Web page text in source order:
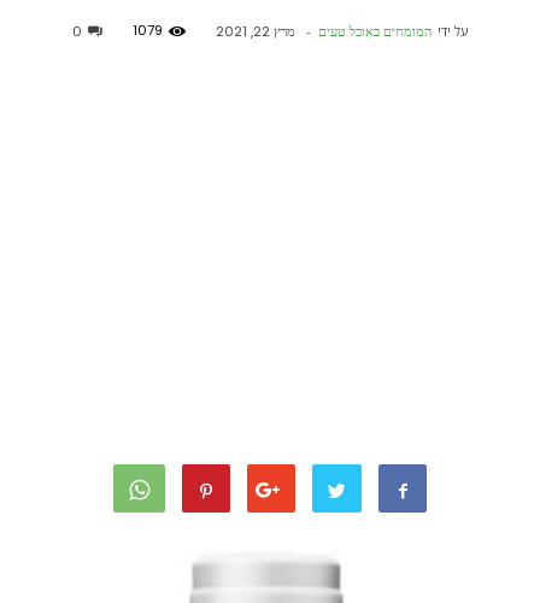
על ידי המומחים באוכל טעים - מרץ 22, 2021 1079
0